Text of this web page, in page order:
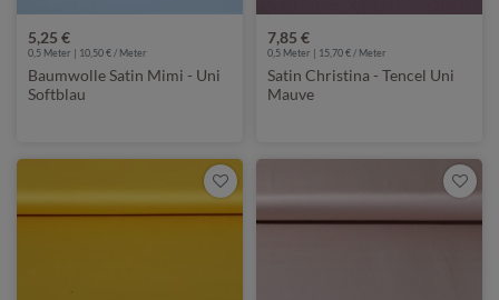
5,25 €
0,5 Meter | 10,50 € / Meter
Baumwolle Satin Mimi - Uni
Softblau
7,85 €
0,5 Meter | 15,70 € / Meter
Satin Christina - Tencel Uni
Mauve